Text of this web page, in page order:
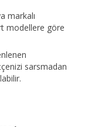
markalı
modellere göre
sarsmadan